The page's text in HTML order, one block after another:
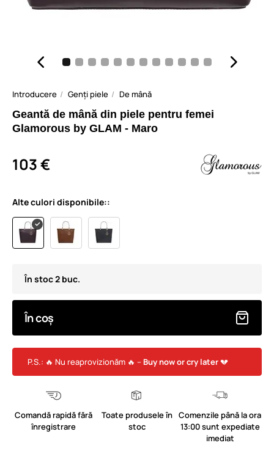
Introducere Genți piele De mână
Geantă de mână din piele pentru femei
Glamorous by GLAM - Maro
103 €
Alte culori disponibile::
În stoc 2 buc.
În coș
P.S.: 🔥 Nu reaprovizionăm 🔥 – Buy now or cry later💔
Comandă rapidă fără
înregistrare
Toate produsele în
stoc
Comenzile până la ora
13:00 sunt expediate
imediat